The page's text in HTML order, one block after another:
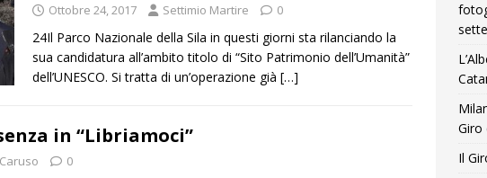
Ottobre 24, 2017 Settimio Martire 0
24Il Parco Nazionale della Sila in questi giorni sta rilanciando la
sua candidatura all’ambito titolo di “Sito Patrimonio dell’Umanità”
dell’UNESCO. Si tratta di un’operazione già […]
in “Libriamoci”
0
Giro
Il